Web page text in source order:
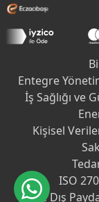
Entegre
İş Sağlığı ve
Kişisel
ISO
İç ve Dış